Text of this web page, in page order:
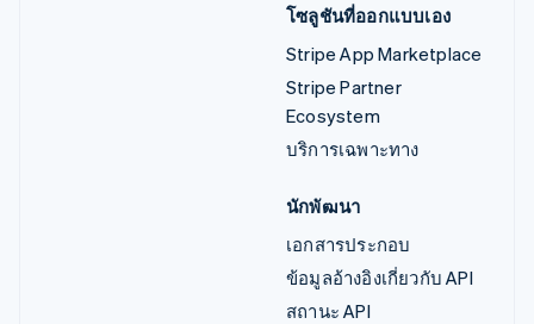
โซลูชันที่ออกแบบเอง
Stripe App Marketplace
Stripe Partner
Ecosystem
บริการเฉพาะทาง
นักพัฒนา
เอกสารประกอบ
ข้อมูลอ้างอิงเกี่ยวกับ API
สถานะ API